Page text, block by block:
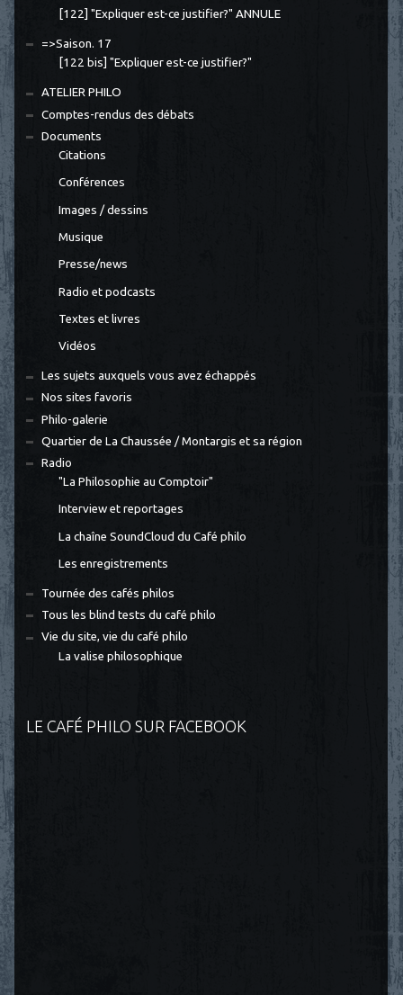
[122] "Expliquer est-ce justifier?" ANNULE
=>Saison. 17
[122 bis] "Expliquer est-ce justifier?"
ATELIER PHILO
Comptes-rendus des débats
Documents
Citations
Conférences
Images / dessins
Musique
Presse/news
Radio et podcasts
Textes et livres
Vidéos
Les sujets auxquels vous avez échappés
Nos sites favoris
Philo-galerie
Quartier de La Chaussée / Montargis et sa région
Radio
"La Philosophie au Comptoir"
Interview et reportages
La chaîne SoundCloud du Café philo
Les enregistrements
Tournée des cafés philos
Tous les blind tests du café philo
Vie du site, vie du café philo
La valise philosophique
LE CAFÉ PHILO SUR FACEBOOK